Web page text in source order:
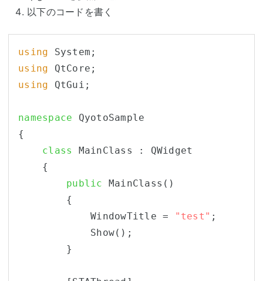
以下のコードを書く
using
using
using QtGui;
namespace QyotoSample
{
class
MainClass : QWidget
public MainClass()
            WindowTitle =
"test" ;